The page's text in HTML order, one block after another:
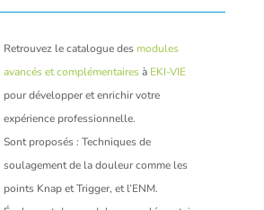
Retrouvez le catalogue des modules
avancés et complémentairesà EKI-VIE
pour développer et enrichir votre
expérience professionnelle.
Sont proposés : Techniques de
soulagement de la douleur comme les
points Knap et Trigger, et l’ENM.